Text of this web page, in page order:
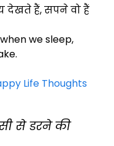
देखते हैं, सपने वो हैं
we sleep,
Life Thoughts
से डरने की